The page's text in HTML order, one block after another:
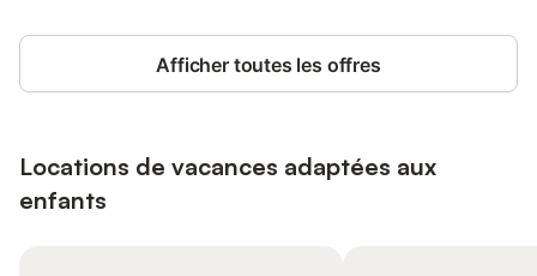
Afficher toutes les offres
Locations de vacances adaptées aux
enfants